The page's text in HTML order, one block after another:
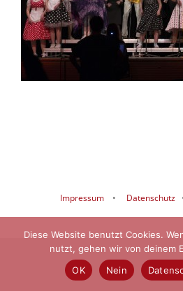
Impressum • Datenschutz
Diese Website benutzt Cookies.
nutzt, gehen wir von deinem
OK
Nein